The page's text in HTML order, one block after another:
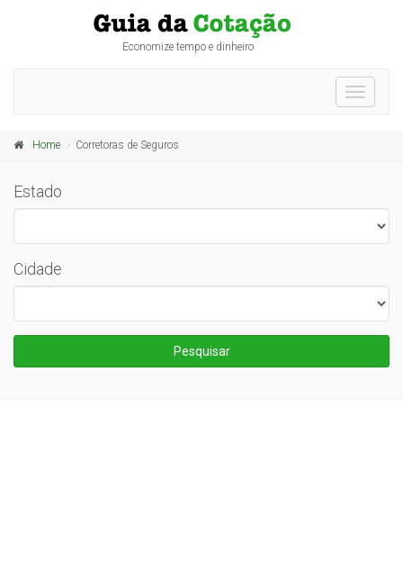
Economize tempo e dinheiro
Toggle
Home Corretoras de Seguros
Estado
Cidade
Pesquisar